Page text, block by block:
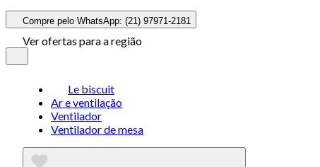
Compre pelo WhatsApp: (21) 97971-2181
Ver ofertas para a região
Le biscuit
Ar e ventilação
Ventilador
Ventilador de mesa